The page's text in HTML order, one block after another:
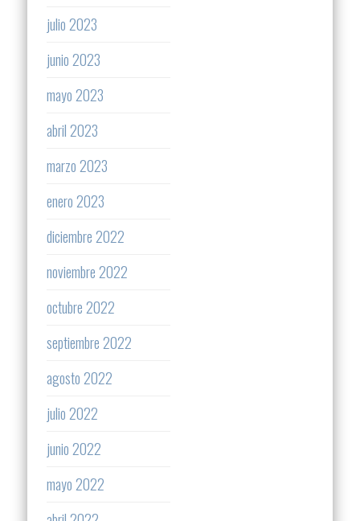
julio 2023
junio 2023
mayo 2023
abril 2023
marzo 2023
enero 2023
diciembre 2022
noviembre 2022
octubre 2022
septiembre 2022
agosto 2022
julio 2022
junio 2022
mayo 2022